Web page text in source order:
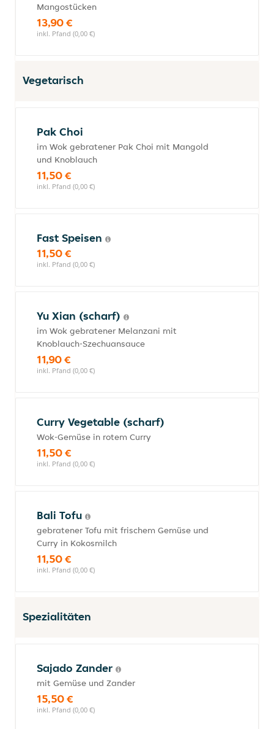
Mangostücken
13,90 €
inkl. Pfand (0,00 €)
Vegetarisch
Pak Choi
im Wok gebratener Pak Choi mit Mangold
und Knoblauch
11,50 €
inkl. Pfand (0,00 €)
Fast Speisen
11,50 €
inkl. Pfand (0,00 €)
Yu Xian (scharf)
im Wok gebratener Melanzani mit
Knoblauch-Szechuansauce
11,90 €
inkl. Pfand (0,00 €)
Curry Vegetable (scharf)
Wok-Gemüse in rotem Curry
11,50 €
inkl. Pfand (0,00 €)
Bali Tofu
gebratener Tofu mit frischem Gemüse und
Curry in Kokosmilch
11,50 €
inkl. Pfand (0,00 €)
Spezialitäten
Sajado Zander
mit Gemüse und Zander
15,50 €
inkl. Pfand (0,00 €)